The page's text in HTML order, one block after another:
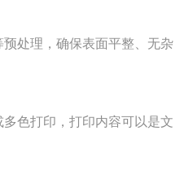
处理，确保表面平整、无杂
色打印，打印内容可以是文